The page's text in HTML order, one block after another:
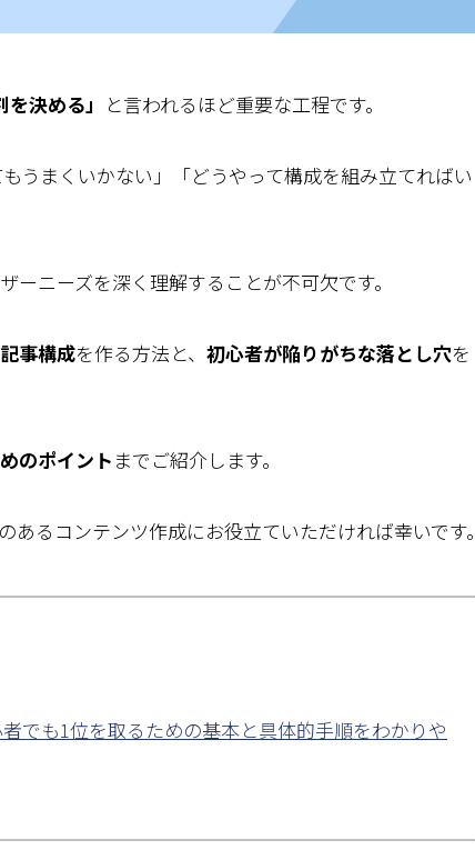
を決める」 と言われるほど重要な工程です。
うまくいかない」「どうやって構成を組み立てればい
ニーズを深く理解することが不可欠です。
事構成を作る方法と、 初心者が陥りがちな落とし穴を
のポイントまでご紹介します。
るコンテンツ作成にお役立ていただければ幸いです。
でも1位を取るための基本と具体的手順をわかりや